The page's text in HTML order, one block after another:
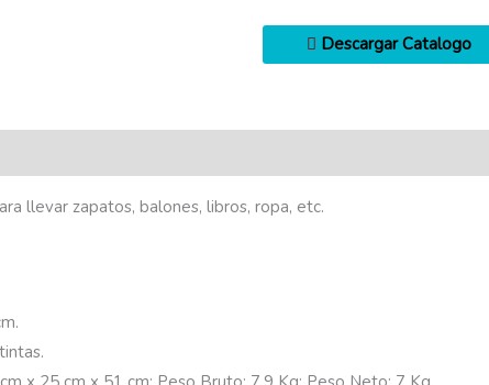
Descargar Catalogo
llevar zapatos, balones, libros, ropa, etc.